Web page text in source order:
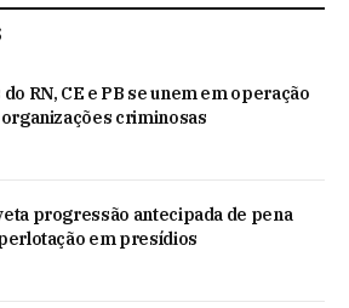
RN, CE e PB se unem em operação
criminosas
progressão antecipada de pena
em presídios